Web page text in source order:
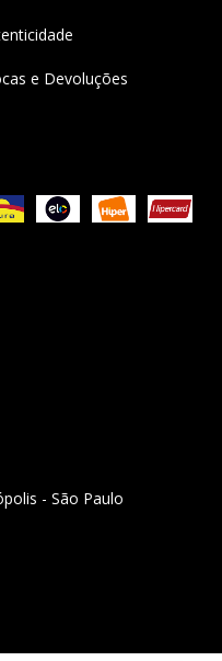
e Devoluções
- São Paulo